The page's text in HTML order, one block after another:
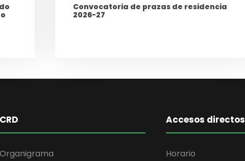
Convocatoria de prazas de residencia
2026-27
CRD
Organigrama
Accesos directos
Horario